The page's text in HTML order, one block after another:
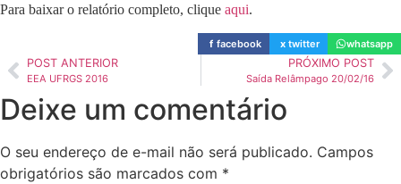
Para baixar o relatório completo, clique aqui.
f facebook x twitter whatsapp
POST ANTERIOR
EEA UFRGS 2016
PRÓXIMO POST
Saída Relâmpago 20/02/16
Deixe um comentário
O seu endereço de e-mail não será publicado. Campos
obrigatórios são marcados com *